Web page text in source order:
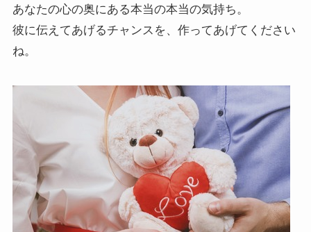
あなたの心の奥にある本当の本当の気持ち。
彼に伝えてあげるチャンスを、作ってあげてください
ね。